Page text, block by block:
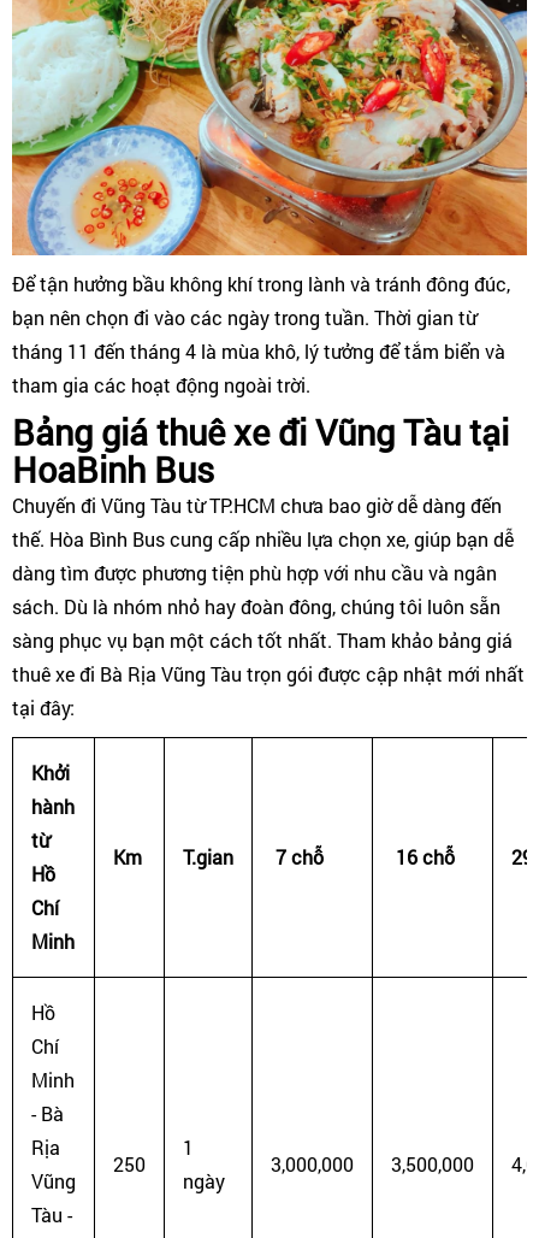
Để tận hưởng bầu không khí trong lành và tránh đông đúc,
bạn nên chọn đi vào các ngày trong tuần. Thời gian từ
tháng 11 đến tháng 4 là mùa khô, lý tưởng để tắm biển và
tham gia các hoạt động ngoài trời.
Bảng giá thuê xe đi Vũng Tàu tại
HoaBinh Bus
Chuyến đi Vũng Tàu từ TP.HCM chưa bao giờ dễ dàng đến
thế. Hòa Bình Bus cung cấp nhiều lựa chọn xe, giúp bạn dễ
dàng tìm được phương tiện phù hợp với nhu cầu và ngân
sách. Dù là nhóm nhỏ hay đoàn đông, chúng tôi luôn sẵn
sàng phục vụ bạn một cách tốt nhất. Tham khảo bảng giá
thuê xe đi Bà Rịa Vũng Tàu trọn gói được cập nhật mới nhất
tại đây:
Khởi
hành
từ
Hồ
Chí
Minh
Km T.gian 7 chỗ 16 chỗ 29
Hồ
Chí
Minh
- Bà
Rịa
Vũng
Tàu -
250
1
ngày
3,000,000 3,500,000